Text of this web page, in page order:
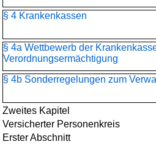
§ 4 Krankenkassen
§ 4a Wettbewerb der
Verordnungsermächtigung
§ 4b Sonderregelungen zum
Zweites Kapitel
Versicherter Personenkreis
Erster Abschnitt